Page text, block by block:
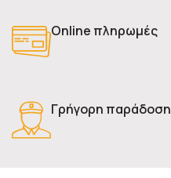
Online πληρωμές
Γρήγορη παράδοση